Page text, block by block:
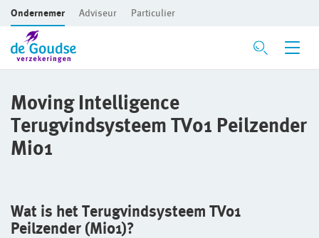
Ga direct naar de inhoud
Ondernemer Adviseur Particulier
Verzekeringen
Voor je bedrijf
Bedrijfsaansprakelijkheidsverzekering
CAR- en montageverzekering
Branches
Bouw
Groothandel
Preventie
De Preventiezaak
Moving Intelligence
Terugvindsysteem TV01 Peilzender
Mi01
Wat is het Terugvindsysteem TV01
Peilzender (Mi01)?